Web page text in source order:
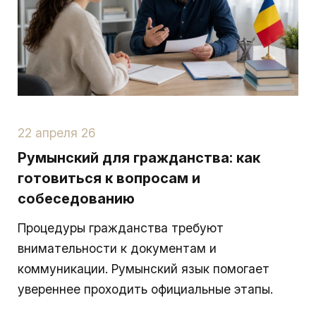
22 апреля 26
Румынский для гражданства: как
готовиться к вопросам и
собеседованию
Процедуры гражданства требуют
внимательности к документам и
коммуникации. Румынский язык помогает
увереннее проходить официальные этапы.